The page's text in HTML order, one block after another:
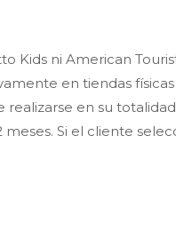
Kids ni American
en tiendas
en su
meses. Si el cliente